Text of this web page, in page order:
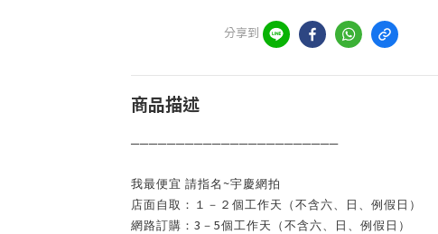
分享到
商品描述
───────────────────────
我最便宜 請指名 ~宇慶網拍
店面自取：１－２個工作天（不含六、日、例假日）
網路訂購： 3 － 5個工作天（不含六、日、例假日）